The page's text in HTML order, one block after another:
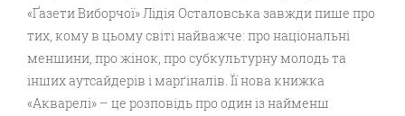
«Ґазети Виборчої» Лідія Осталовська завжди пише про
тих, кому в цьому світі найважче: про національні
меншини, про жінок, про субкультурну молодь та
інших аутсайдерів і марґіналів. Її нова книжка
«Акварелі» – це розповідь про один із найменш